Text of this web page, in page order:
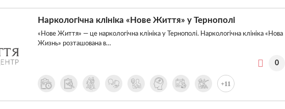
Наркологічна клініка «Нове Життя» у Тернополі
«Нове Життя» — це наркологічна клініка у Тернополі. Наркологічна клініка «Нова
Жизнь» розташована в…
0
+11